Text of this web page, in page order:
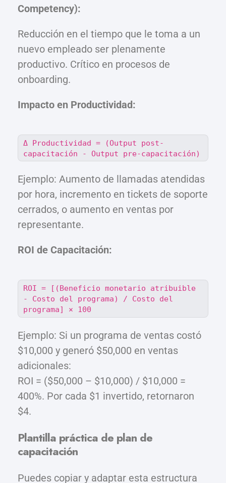
Competency):
Reducción en el tiempo que le toma a un
nuevo empleado ser plenamente
productivo. Crítico en procesos de
onboarding.
Impacto en Productividad:
Δ Productividad = (Output post-
capacitación - Output pre-capacitación)
Ejemplo: Aumento de llamadas atendidas
por hora, incremento en tickets de soporte
cerrados, o aumento en ventas por
representante.
ROI de Capacitación:
ROI = [(Beneficio monetario atribuible
- Costo del programa) / Costo del
programa] × 100
Ejemplo: Si un programa de ventas costó
$10,000 y generó $50,000 en ventas
adicionales:
ROI = ($50,000 – $10,000) / $10,000 =
400%. Por cada $1 invertido, retornaron
$4.
Plantilla práctica de plan de
capacitación
Puedes copiar y adaptar esta estructura